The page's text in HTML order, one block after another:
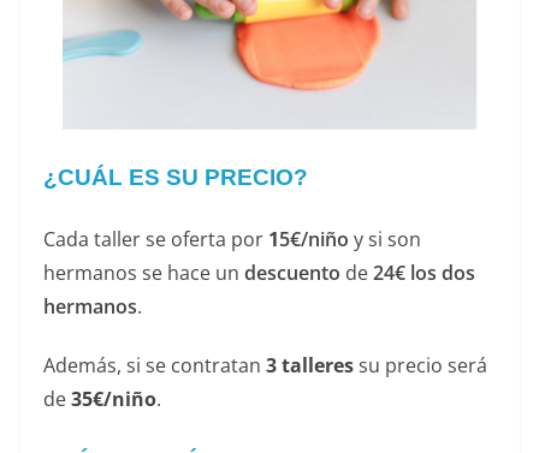
¿CUÁL ES SU PRECIO?
Cada taller se oferta por 15€/niño y si son
hermanos se hace un descuento de24€ los dos
hermanos.
Además, si se contratan 3 talleressu precio será
de35€/niño.